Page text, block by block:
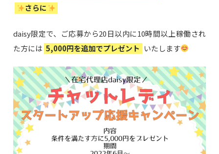
さらに
daisy限定で、ご応募から20日以内に10時間以上稼働され
た方には 5,000円を追加でプレゼント いたします